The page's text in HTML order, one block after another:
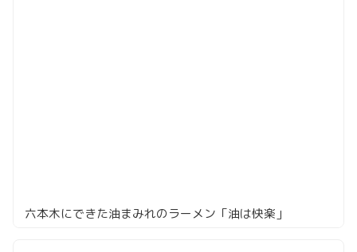
六本木にできた油まみれのラーメン「油は快楽」